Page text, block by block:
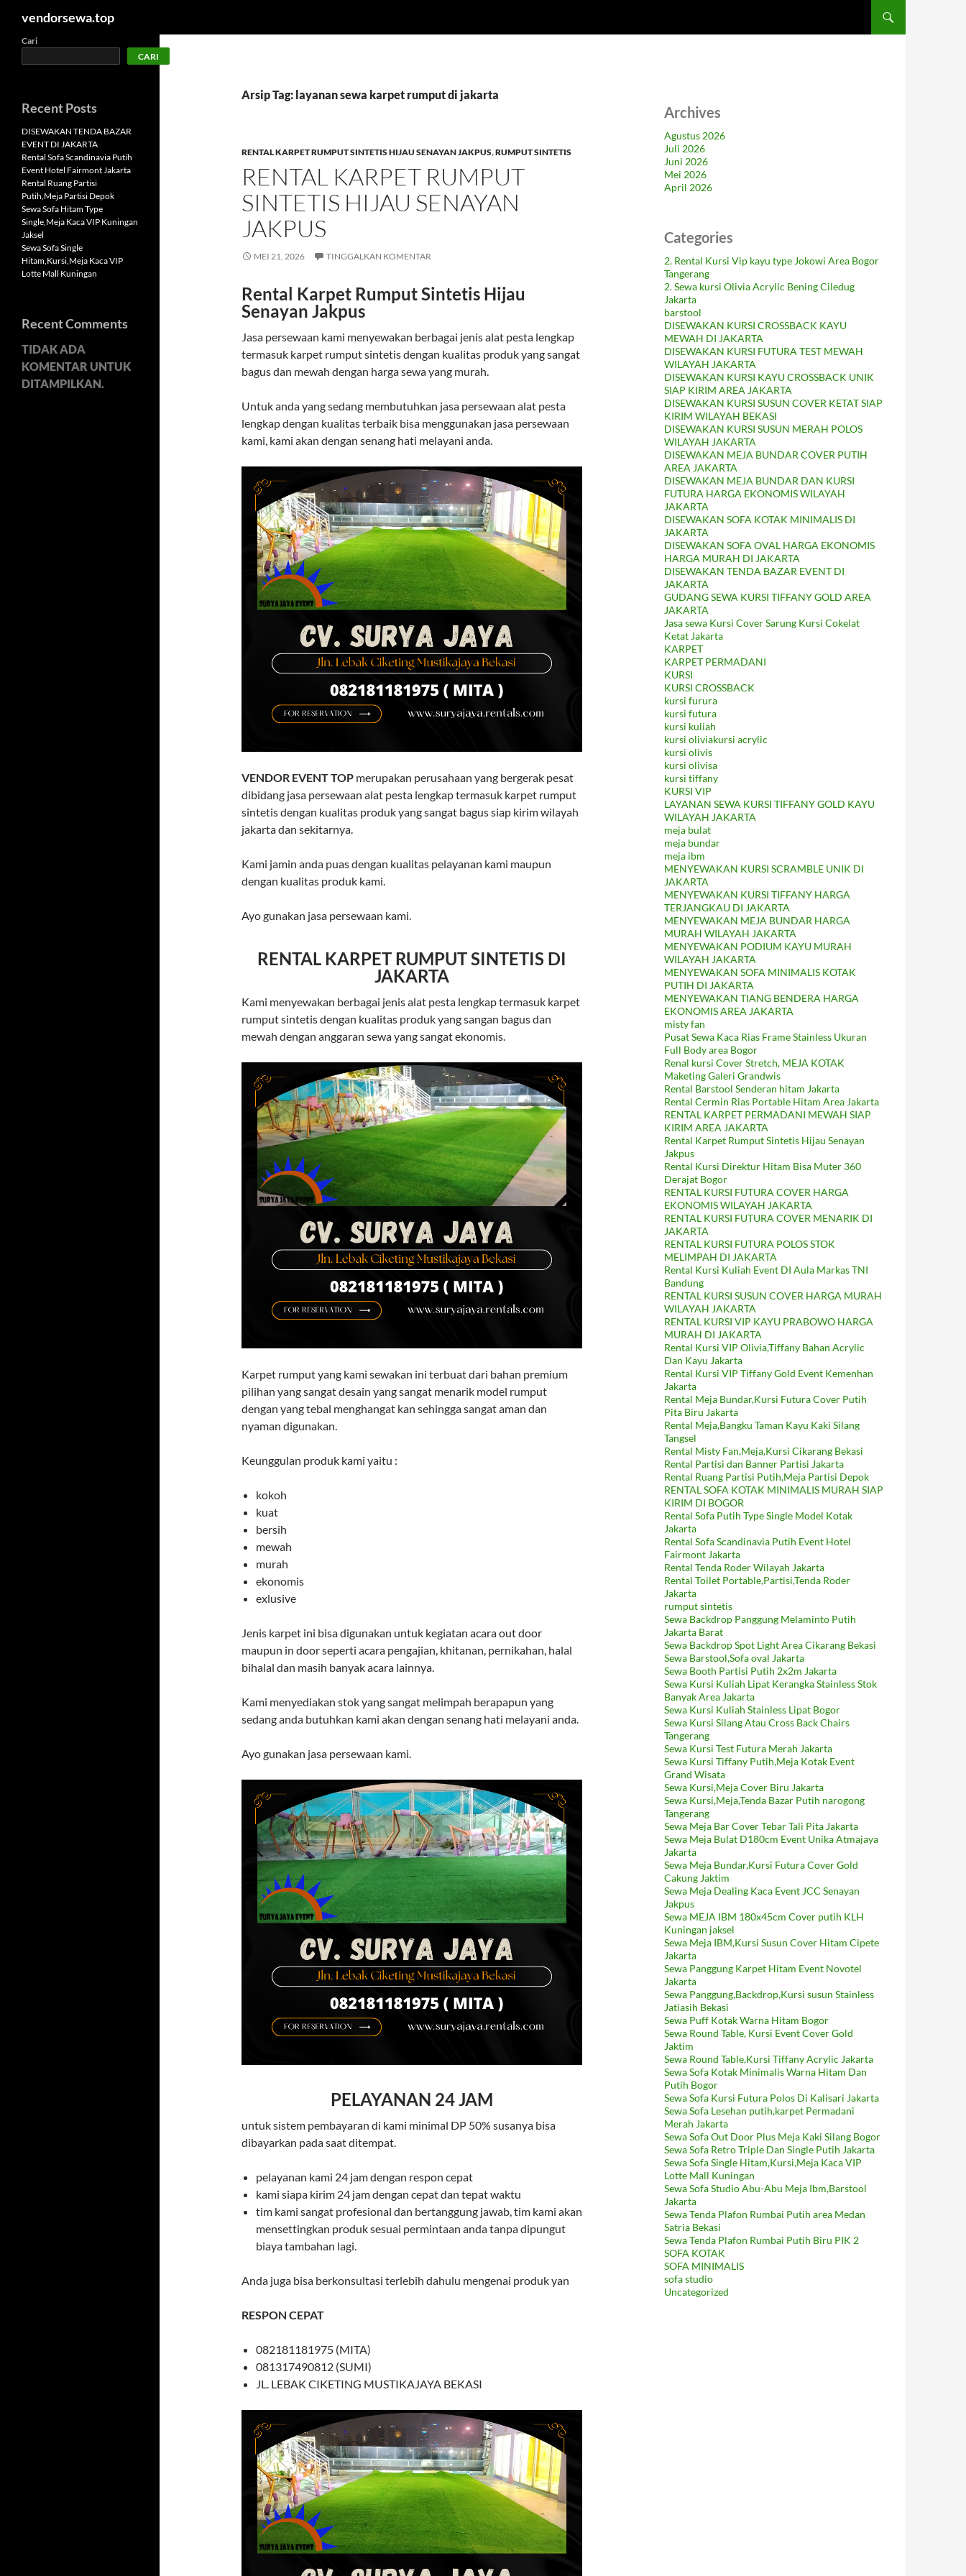
Langsung
vendorsewa.top
Arsip Tag: layanan sewa karpet rumput di jakarta
RENTAL KARPET RUMPUT SINTETIS HIJAU SENAYAN JAKPUS,RUMPUT SINTETIS
RENTAL KARPET RUMPUT
SINTETIS HIJAU SENAYAN
JAKPUS
MEI 21, 2026 TINGGALKAN KOMENTAR
Rental Karpet Rumput Sintetis Hijau
Senayan Jakpus
Jasa persewaan kami menyewakan berbagai jenis alat pesta lengkap
termasuk karpet rumput sintetis dengan kualitas produk yang sangat
bagus dan mewah dengan harga sewa yang murah.
Untuk anda yang sedang membutuhkan jasa persewaan alat pesta
lengkap dengan kualitas terbaik bisa menggunakan jasa persewaan
kami, kami akan dengan senang hati melayani anda.
VENDOR EVENT TOP merupakan perusahaan yang bergerak pesat
dibidang jasa persewaan alat pesta lengkap termasuk karpet rumput
sintetis dengan kualitas produk yang sangat bagus siap kirim wilayah
jakarta dan sekitarnya.
Kami jamin anda puas dengan kualitas pelayanan kami maupun
dengan kualitas produk kami.
Ayo gunakan jasa persewaan kami.
RENTAL KARPET RUMPUT SINTETIS DI
JAKARTA
Kami menyewakan berbagai jenis alat pesta lengkap termasuk karpet
rumput sintetis dengan kualitas produk yang sangan bagus dan
mewah dengan anggaran sewa yang sangat ekonomis.
Karpet rumput yang kami sewakan ini terbuat dari bahan premium
pilihan yang sangat desain yang sangat menarik model rumput
dengan yang tebal menghangat kan sehingga sangat aman dan
nyaman digunakan.
Keunggulan produk kami yaitu :
kokoh
kuat
bersih
mewah
murah
ekonomis
exlusive
Jenis karpet ini bisa digunakan untuk kegiatan acara out door
maupun in door seperti acara pengajian, khitanan, pernikahan, halal
bihalal dan masih banyak acara lainnya.
Kami menyediakan stok yang sangat melimpah berapapun yang
sedang anda butuhkan kami akan dengan senang hati melayani anda.
Ayo gunakan jasa persewaan kami.
PELAYANAN 24 JAM
untuk sistem pembayaran di kami minimal DP 50% susanya bisa
dibayarkan pada saat ditempat.
pelayanan kami 24 jam dengan respon cepat
kami siapa kirim 24 jam dengan cepat dan tepat waktu
tim kami sangat profesional dan bertanggung jawab, tim kami akan
mensettingkan produk sesuai permintaan anda tanpa dipungut
biaya tambahan lagi.
Anda juga bisa berkonsultasi terlebih dahulu mengenai produk yan
RESPON CEPAT
082181181975 (MITA)
081317490812 (SUMI)
JL. LEBAK CIKETING MUSTIKAJAYA BEKASI
Archives
Agustus 2026
Juli 2026
Juni 2026
Mei 2026
April 2026
Categories
2. Rental Kursi Vip kayu type Jokowi Area Bogor
Tangerang
2. Sewa kursi Olivia Acrylic Bening Ciledug
Jakarta
barstool
DISEWAKAN KURSI CROSSBACK KAYU
MEWAH DI JAKARTA
DISEWAKAN KURSI FUTURA TEST MEWAH
WILAYAH JAKARTA
DISEWAKAN KURSI KAYU CROSSBACK UNIK
SIAP KIRIM AREA JAKARTA
DISEWAKAN KURSI SUSUN COVER KETAT SIAP
KIRIM WILAYAH BEKASI
DISEWAKAN KURSI SUSUN MERAH POLOS
WILAYAH JAKARTA
DISEWAKAN MEJA BUNDAR COVER PUTIH
AREA JAKARTA
DISEWAKAN MEJA BUNDAR DAN KURSI
FUTURA HARGA EKONOMIS WILAYAH
JAKARTA
DISEWAKAN SOFA KOTAK MINIMALIS DI
JAKARTA
DISEWAKAN SOFA OVAL HARGA EKONOMIS
HARGA MURAH DI JAKARTA
DISEWAKAN TENDA BAZAR EVENT DI
JAKARTA
GUDANG SEWA KURSI TIFFANY GOLD AREA
JAKARTA
Jasa sewa Kursi Cover Sarung Kursi Cokelat
Ketat Jakarta
KARPET
KARPET PERMADANI
KURSI
KURSI CROSSBACK
kursi furura
kursi futura
kursi kuliah
kursi oliviakursi acrylic
kursi olivis
kursi olivisa
kursi tiffany
KURSI VIP
LAYANAN SEWA KURSI TIFFANY GOLD KAYU
WILAYAH JAKARTA
meja bulat
meja bundar
meja ibm
MENYEWAKAN KURSI SCRAMBLE UNIK DI
JAKARTA
MENYEWAKAN KURSI TIFFANY HARGA
TERJANGKAU DI JAKARTA
MENYEWAKAN MEJA BUNDAR HARGA
MURAH WILAYAH JAKARTA
MENYEWAKAN PODIUM KAYU MURAH
WILAYAH JAKARTA
MENYEWAKAN SOFA MINIMALIS KOTAK
PUTIH DI JAKARTA
MENYEWAKAN TIANG BENDERA HARGA
EKONOMIS AREA JAKARTA
misty fan
Pusat Sewa Kaca Rias Frame Stainless Ukuran
Full Body area Bogor
Renal kursi Cover Stretch, MEJA KOTAK
Maketing Galeri Grandwis
Rental Barstool Senderan hitam Jakarta
Rental Cermin Rias Portable Hitam Area Jakarta
RENTAL KARPET PERMADANI MEWAH SIAP
KIRIM AREA JAKARTA
Rental Karpet Rumput Sintetis Hijau Senayan
Jakpus
Rental Kursi Direktur Hitam Bisa Muter 360
Derajat Bogor
RENTAL KURSI FUTURA COVER HARGA
EKONOMIS WILAYAH JAKARTA
RENTAL KURSI FUTURA COVER MENARIK DI
JAKARTA
RENTAL KURSI FUTURA POLOS STOK
MELIMPAH DI JAKARTA
Rental Kursi Kuliah Event DI Aula Markas TNI
Bandung
RENTAL KURSI SUSUN COVER HARGA MURAH
WILAYAH JAKARTA
RENTAL KURSI VIP KAYU PRABOWO HARGA
MURAH DI JAKARTA
Rental Kursi VIP Olivia,Tiffany Bahan Acrylic
Dan Kayu Jakarta
Rental Kursi VIP Tiffany Gold Event Kemenhan
Jakarta
Rental Meja Bundar,Kursi Futura Cover Putih
Pita Biru Jakarta
Rental Meja,Bangku Taman Kayu Kaki Silang
Tangsel
Rental Misty Fan,Meja,Kursi Cikarang Bekasi
Rental Partisi dan Banner Partisi Jakarta
Rental Ruang Partisi Putih,Meja Partisi Depok
RENTAL SOFA KOTAK MINIMALIS MURAH SIAP
KIRIM DI BOGOR
Rental Sofa Putih Type Single Model Kotak
Jakarta
Rental Sofa Scandinavia Putih Event Hotel
Fairmont Jakarta
Rental Tenda Roder Wilayah Jakarta
Rental Toilet Portable,Partisi,Tenda Roder
Jakarta
rumput sintetis
Sewa Backdrop Panggung Melaminto Putih
Jakarta Barat
Sewa Backdrop Spot Light Area Cikarang Bekasi
Sewa Barstool,Sofa oval Jakarta
Sewa Booth Partisi Putih 2x2m Jakarta
Sewa Kursi Kuliah Lipat Kerangka Stainless Stok
Banyak Area Jakarta
Sewa Kursi Kuliah Stainless Lipat Bogor
Sewa Kursi Silang Atau Cross Back Chairs
Tangerang
Sewa Kursi Test Futura Merah Jakarta
Sewa Kursi Tiffany Putih,Meja Kotak Event
Grand Wisata
Sewa Kursi,Meja Cover Biru Jakarta
Sewa Kursi,Meja,Tenda Bazar Putih narogong
Tangerang
Sewa Meja Bar Cover Tebar Tali Pita Jakarta
Sewa Meja Bulat D180cm Event Unika Atmajaya
Jakarta
Sewa Meja Bundar,Kursi Futura Cover Gold
Cakung Jaktim
Sewa Meja Dealing Kaca Event JCC Senayan
Jakpus
Sewa MEJA IBM 180x45cm Cover putih KLH
Kuningan jaksel
Sewa Meja IBM,Kursi Susun Cover Hitam Cipete
Jakarta
Sewa Panggung Karpet Hitam Event Novotel
Jakarta
Sewa Panggung,Backdrop,Kursi susun Stainless
Jatiasih Bekasi
Sewa Puff Kotak Warna Hitam Bogor
Sewa Round Table, Kursi Event Cover Gold
Jaktim
Sewa Round Table,Kursi Tiffany Acrylic Jakarta
Sewa Sofa Kotak Minimalis Warna Hitam Dan
Putih Bogor
Sewa Sofa Kursi Futura Polos Di Kalisari Jakarta
Sewa Sofa Lesehan putih,karpet Permadani
Merah Jakarta
Sewa Sofa Out Door Plus Meja Kaki Silang Bogor
Sewa Sofa Retro Triple Dan Single Putih Jakarta
Sewa Sofa Single Hitam,Kursi,Meja Kaca VIP
Lotte Mall Kuningan
Sewa Sofa Studio Abu-Abu Meja Ibm,Barstool
Jakarta
Sewa Tenda Plafon Rumbai Putih area Medan
Satria Bekasi
Sewa Tenda Plafon Rumbai Putih Biru PIK 2
SOFA KOTAK
SOFA MINIMALIS
sofa studio
Uncategorized
Cari
CARI
Recent Posts
DISEWAKAN TENDA BAZAR
EVENT DI JAKARTA
Rental Sofa Scandinavia Putih
Event Hotel Fairmont Jakarta
Rental Ruang Partisi
Putih,Meja Partisi Depok
Sewa Sofa Hitam Type
Single,Meja Kaca VIP Kuningan
Jaksel
Sewa Sofa Single
Hitam,Kursi,Meja Kaca VIP
Lotte Mall Kuningan
Recent Comments
TIDAK ADA
KOMENTAR UNTUK
DITAMPILKAN.